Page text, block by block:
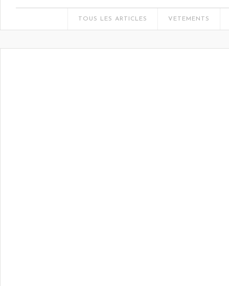
TOUS LES ARTICLES VETEMENTS